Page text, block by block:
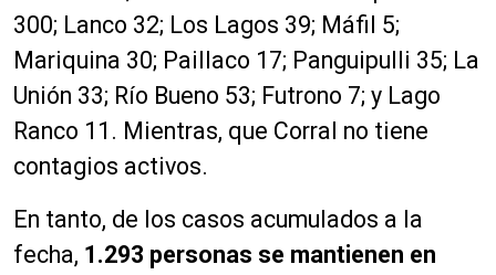
300; Lanco 32; Los Lagos 39; Máfil 5;
Mariquina 30; Paillaco 17; Panguipulli 35; La
Unión 33; Río Bueno 53; Futrono 7; y Lago
Ranco 11. Mientras, que Corral no tiene
contagios activos.
En tanto, de los casos acumulados a la
fecha, 1.293 personas se mantienen en